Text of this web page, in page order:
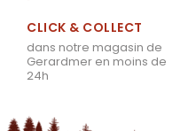
CLICK & COLLECT
dans notre magasin de
Gerardmer en moins de
24h